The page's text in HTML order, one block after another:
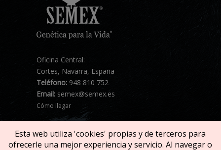
Oficina Central:
Cortes, Navarra, España
Teléfono: 948 810 752
Email: semex@semex.es
Cómo llegar
Esta web utiliza 'cookies' propias y de terceros para
ofrecerle una mejor experiencia y servicio. Al navegar o